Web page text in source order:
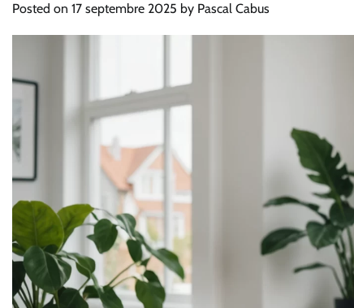
Posted on 17 septembre 2025 by Pascal Cabus